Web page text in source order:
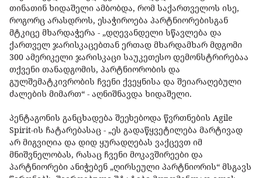
თინათინ ხიდაშელი ამბობდა, რომ საქართველოს ისე,
როგორც არასდროს, ესაჭიროება პარტნიორებისგან
მტკიცე მხარდაჭერა - „დღევანდელი სწავლება და
ქართველ ჯარისკაცებთან ერთად მხარდამხარ მდგომი
300 ამერიკელი ჯარისკაცი საუკეთესო დემონსტრირებაა
თქვენი თანადგომის, პარტნიორობის და
გულშემატკივრობის ჩვენი ქვეყნისა და შეიარაღებული
ძალების მიმართ“ - აღნიშნავდა ხიდაშელი.
პენტაგონის განცხადება შეეხებოდა წვრთნების Agile
Spirit-ის ჩატარებასაც - „ეს გადაწყვეტილება მარტივად
არ მიგვიღია და დიდ ყურადღებას ვაქცევთ იმ
მნიშვნელობას, რასაც ჩვენი მოკავშირეები და
პარტნიორები ანიჭებენ „ღირსეული პარტნიორის“ მსგავს